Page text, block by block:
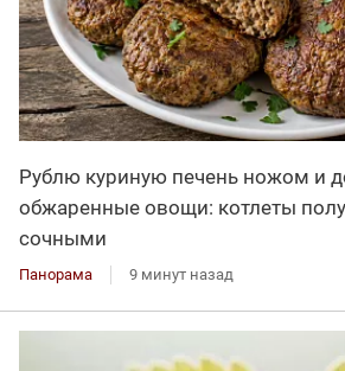
Рублю куриную печень ножом и
обжаренные овощи: котлеты
сочными
Панорама 9 минут назад